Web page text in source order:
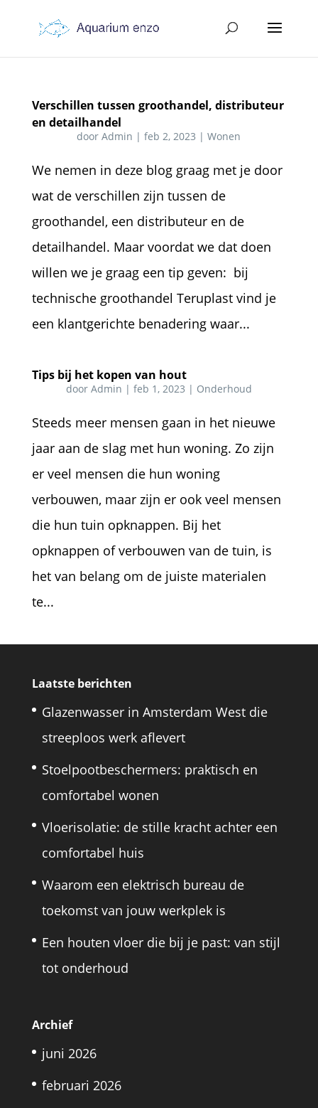
Verschillen tussen groothandel, distributeur
en detailhandel
doorAdmin |feb 2, 2023 |Wonen
We nemen in deze blog graag met je door
wat de verschillen zijn tussen de
groothandel, een distributeur en de
detailhandel. Maar voordat we dat doen
willen we je graag een tip geven: bij
technische groothandel Teruplast vind je
een klantgerichte benadering waar...
Tips bij het kopen van hout
door Admin | feb 1, 2023 | Onderhoud
Steeds meer mensen gaan in het nieuwe
jaar aan de slag met hun woning. Zo zijn
er veel mensen die hun woning
verbouwen, maar zijn er ook veel mensen
die hun tuin opknappen. Bij het
opknappen of verbouwen van de tuin, is
het van belang om de juiste materialen
te...
Laatste berichten
Glazenwasser in Amsterdam West die
streeploos werk aflevert
Stoelpootbeschermers: praktisch en
comfortabel wonen
Vloerisolatie: de stille kracht achter een
comfortabel huis
Waarom een elektrisch bureau de
toekomst van jouw werkplek is
Een houten vloer die bij je past: van stijl
tot onderhoud
Archief
juni 2026
februari 2026